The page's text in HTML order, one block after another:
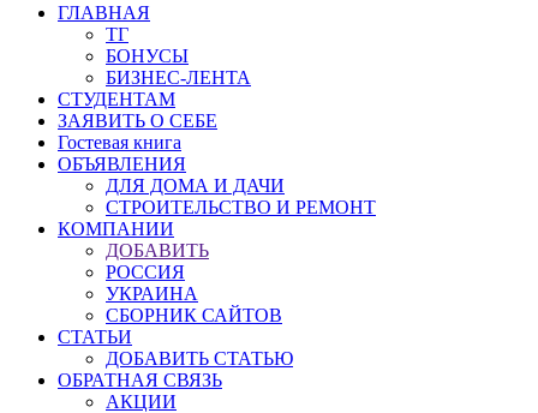
ГЛАВНАЯ
ТГ
БОНУСЫ
БИЗНЕС-ЛЕНТА
СТУДЕНТАМ
ЗАЯВИТЬ О СЕБЕ
Гостевая книга
ОБЪЯВЛЕНИЯ
ДЛЯ ДОМА И ДАЧИ
СТРОИТЕЛЬСТВО И РЕМОНТ
КОМПАНИИ
ДОБАВИТЬ
РОССИЯ
УКРАИНА
СБОРНИК САЙТОВ
СТАТЬИ
ДОБАВИТЬ СТАТЬЮ
ОБРАТНАЯ СВЯЗЬ
АКЦИИ